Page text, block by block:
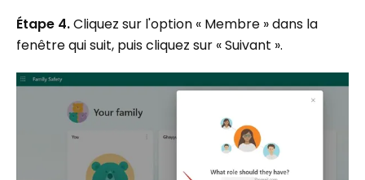
Étape 4.Cliquez sur l'option « Membre » dans la
fenêtre qui suit, puis cliquez sur « Suivant ».